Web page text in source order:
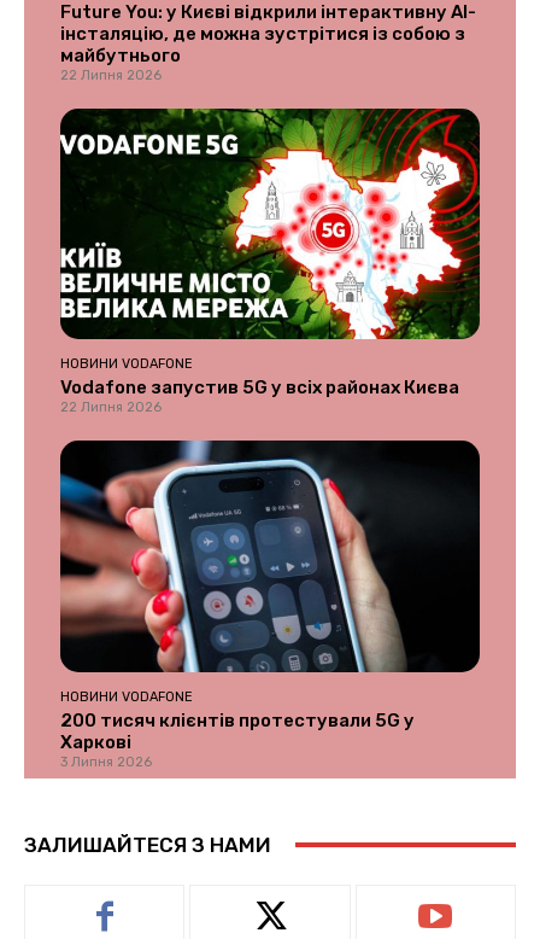
Future You: у Києві відкрили інтерактивну AI-
інсталяцію, де можна зустрітися із собою з
майбутнього
22 Липня 2026
НОВИНИ VODAFONE
Vodafone запустив 5G у всіх районах Києва
22 Липня 2026
НОВИНИ VODAFONE
200 тисяч клієнтів протестували 5G у
Харкові
3 Липня 2026
ЗАЛИШАЙТЕСЯ З НАМИ